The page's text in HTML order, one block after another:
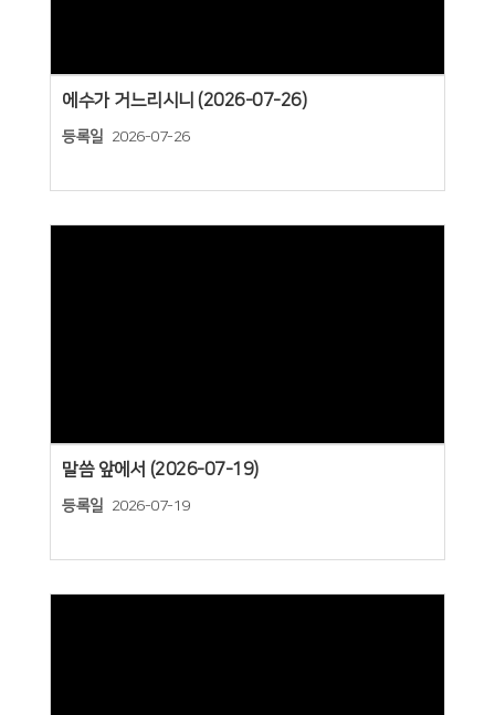
에수가 거느리시니 (2026-07-26)
등록일 2026-07-26
말씀 앞에서 (2026-07-19)
등록일 2026-07-19